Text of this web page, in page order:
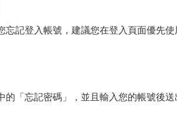
忘記登入帳號，建議您在登入頁面優先
的「忘記密碼」，並且輸入您的帳號後